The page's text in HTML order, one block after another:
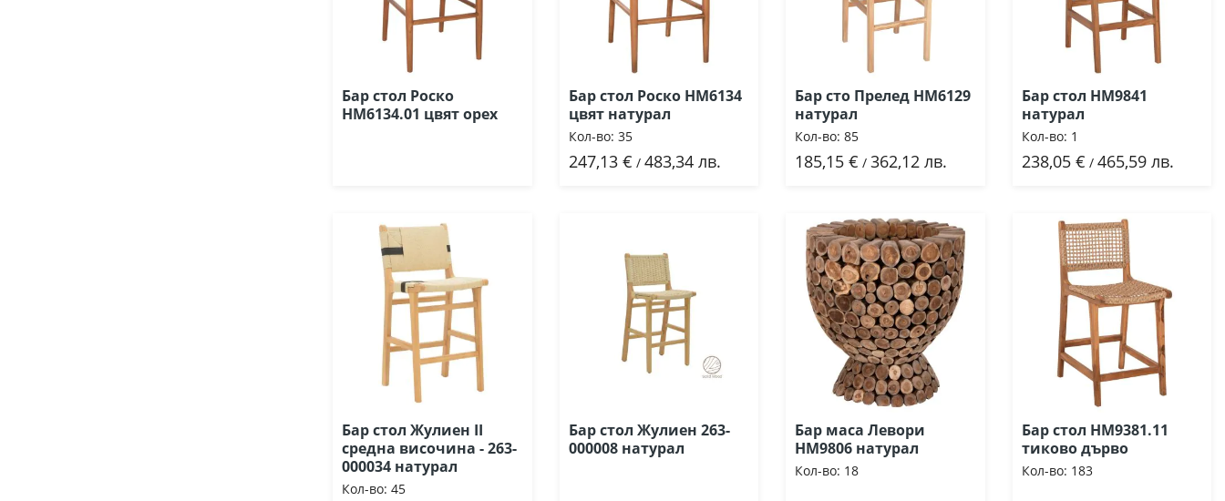
Бар стол Роско
HM6134.01 цвят орех
Бар стол Роско HM6134
цвят натурал
Кол-во: 35
247,13 € / 483,34 лв.
Добави
Бар сто Прелед HM6129
натурал
Кол-во: 85
185,15 € / 362,12 лв.
Добави
Бар стол HM9841
натурал
Кол-во: 1
238,05 € / 465,59 лв.
Добави
Бар стол Жулиен II
средна височина - 263-
000034 натурал
Кол-во: 45
Бар стол Жулиен 263-
000008 натурал
Бар маса Левори
HM9806 натурал
Кол-во: 18
Бар стол HM9381.11
тиково дърво
Кол-во: 183